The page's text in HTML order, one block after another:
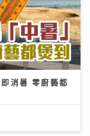
消暑 零廚藝都